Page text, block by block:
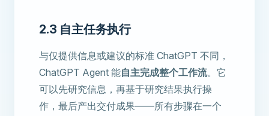
2.3 自主任务执行
与仅提供信息或建议的标准 ChatGPT 不同，
ChatGPT Agent 能自主完成整个工作流。它
可以先研究信息，再基于研究结果执行操
作，最后产出交付成果——所有步骤在一个